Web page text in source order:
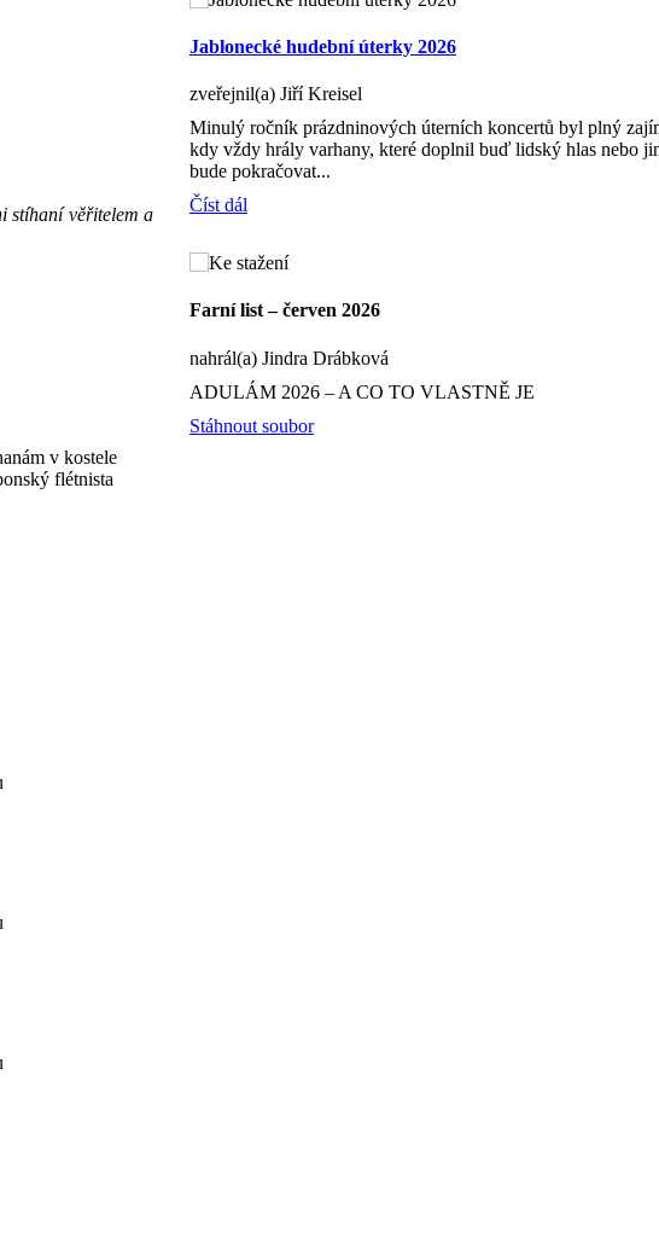
stíhaní věřitelem a
v kostele
flétnista
Jablonecké hudební úterky 2026
zveřejnil(a) Jiří Kreisel
Minulý ročník prázdninových úterních koncertů byl plný
kdy vždy hrály varhany, které doplnil buď lidský hlas nebo
bude pokračovat...
Číst dál
Farní list – červen 2026
nahrál(a) Jindra Drábková
ADULÁM 2026 – A CO TO VLASTNĚ JE
Stáhnout soubor